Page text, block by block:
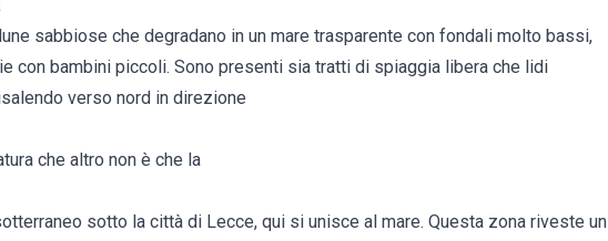
sabbiose che degradano in un mare trasparente con fondali molto bassi,
con bambini piccoli. Sono presenti sia tratti di spiaggia libera che lidi
verso nord in direzione
che altro non è che la
sotto la città di Lecce, qui si unisce al mare. Questa zona riveste un